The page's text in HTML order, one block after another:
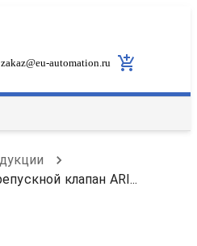
zakaz@eu-automation.ru
клапан ARI...